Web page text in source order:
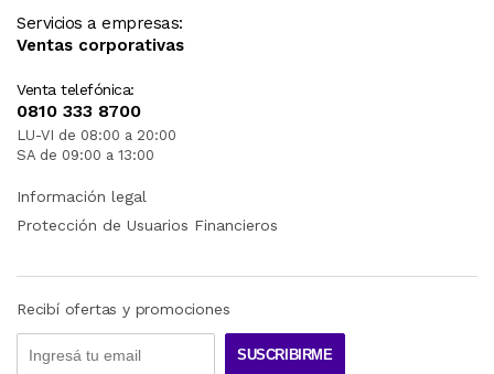
Servicios a empresas:
Ventas corporativas
Venta telefónica:
0810 333 8700
LU-VI de 08:00 a 20:00
SA de 09:00 a 13:00
Información legal
Protección de Usuarios Financieros
Recibí ofertas y promociones
SUSCRIBIRME